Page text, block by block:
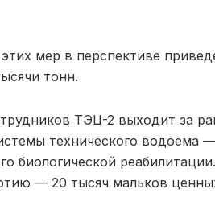
мер в перспективе
тонн.
ТЭЦ-2 выходит за
технического водоема
биологической
— 20 тысяч мальков